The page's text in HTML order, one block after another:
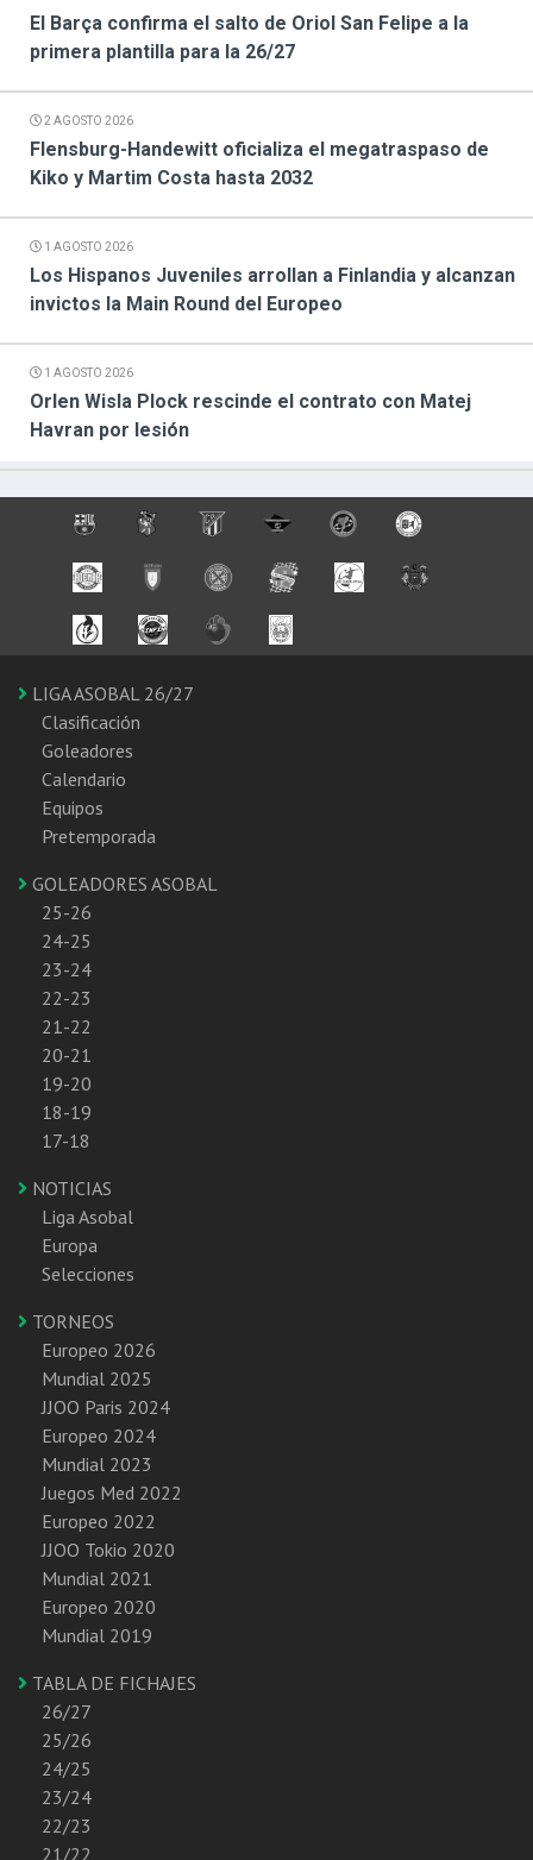
El Barça confirma el salto de Oriol San Felipe a la
primera plantilla para la 26/27
2 AGOSTO 2026
Flensburg-Handewitt oficializa el megatraspaso de
Kiko y Martim Costa hasta 2032
1 AGOSTO 2026
Los Hispanos Juveniles arrollan a Finlandia y alcanzan
invictos la Main Round del Europeo
1 AGOSTO 2026
Orlen Wisla Plock rescinde el contrato con Matej
Havran por lesión
LIGA ASOBAL 26/27
Clasificación
Goleadores
Calendario
Equipos
Pretemporada
GOLEADORES ASOBAL
25-26
24-25
23-24
22-23
21-22
20-21
19-20
18-19
17-18
NOTICIAS
Liga Asobal
Europa
Selecciones
TORNEOS
Europeo 2026
Mundial 2025
JJOO Paris 2024
Europeo 2024
Mundial 2023
Juegos Med 2022
Europeo 2022
JJOO Tokio 2020
Mundial 2021
Europeo 2020
Mundial 2019
TABLA DE FICHAJES
26/27
25/26
24/25
23/24
22/23
21/22